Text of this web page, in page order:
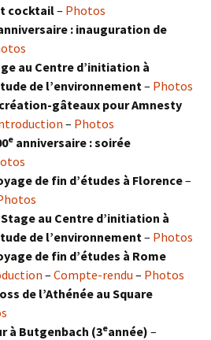
cocktail– Photos
: inauguration de
au Centre d’initiation à
de l’environnement – Photos
gâteaux pour Amnesty
– Photos
e anniversaire : soirée
de fin d’études à Florence–
Stage au Centre d’initiation à
de l’environnement – Photos
de fin d’études à Rome
– Compte-rendu – Photos
de l’Athénée au Square
à Butgenbach (3eannée) –